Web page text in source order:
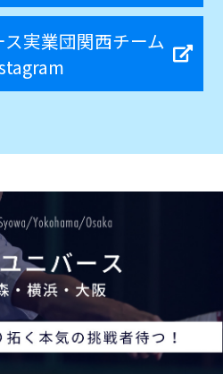
実業団関西チーム